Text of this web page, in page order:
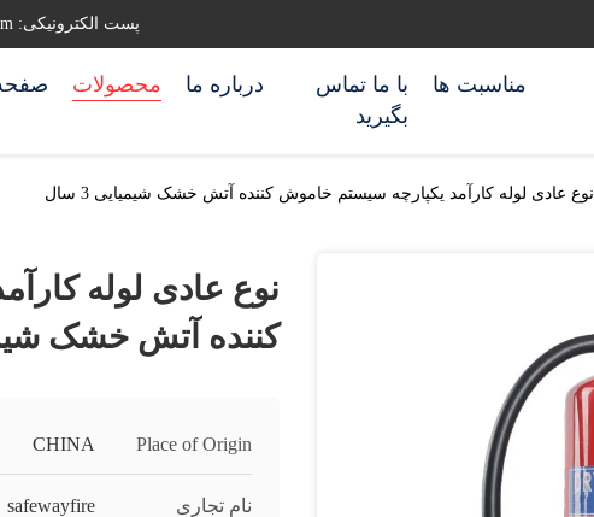
پست الکترونیکی: sales13@safewayfighting.com
محصولات درباره ما
با ما تماس
بگیرید
مناسبت ها
نوع عادی لوله کارآمد یکپارچه سیستم خاموش کننده آتش خشک شیمیایی 3 سال
نوع عادی لوله
کننده آتش خشک
Place of Origin
CHINA
نام تجاری safewayfire